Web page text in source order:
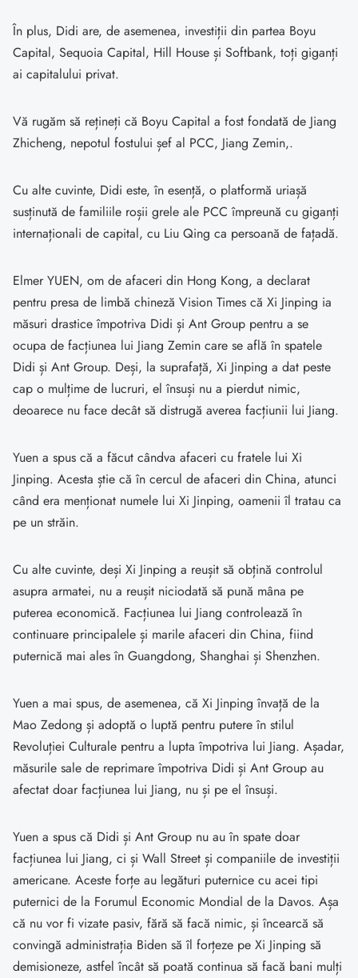
În plus, Didi are, de asemenea, investiții din partea Boyu
Capital, Sequoia Capital, Hill House și Softbank, toți giganți
ai capitalului privat.
Vă rugăm să rețineți că Boyu Capital a fost fondată de Jiang
Zhicheng, nepotul fostului șef al PCC, Jiang Zemin,.
Cu alte cuvinte, Didi este, în esență, o platformă uriașă
susținută de familiile roșii grele ale PCC împreună cu giganți
internaționali de capital, cu Liu Qing ca persoană de fațadă.
Elmer YUEN, om de afaceri din Hong Kong, a declarat
pentru presa de limbă chineză Vision Times că Xi Jinping ia
măsuri drastice împotriva Didi și Ant Group pentru a se
ocupa de facțiunea lui Jiang Zemin care se află în spatele
Didi și Ant Group. Deși, la suprafață, Xi Jinping a dat peste
cap o mulțime de lucruri, el însuși nu a pierdut nimic,
deoarece nu face decât să distrugă averea facțiunii lui Jiang.
Yuen a spus că a făcut cândva afaceri cu fratele lui Xi
Jinping. Acesta știe că în cercul de afaceri din China, atunci
când era menționat numele lui Xi Jinping, oamenii îl tratau ca
pe un străin.
Cu alte cuvinte, deși Xi Jinping a reușit să obțină controlul
asupra armatei, nu a reușit niciodată să pună mâna pe
puterea economică. Facțiunea lui Jiang controlează în
continuare principalele și marile afaceri din China, fiind
puternică mai ales în Guangdong, Shanghai și Shenzhen.
Yuen a mai spus, de asemenea, că Xi Jinping învață de la
Mao Zedong și adoptă o luptă pentru putere în stilul
Revoluției Culturale pentru a lupta împotriva lui Jiang. Așadar,
măsurile sale de reprimare împotriva Didi și Ant Group au
afectat doar facțiunea lui Jiang, nu și pe el însuși.
Yuen a spus că Didi și Ant Group nu au în spate doar
facțiunea lui Jiang, ci și Wall Street și companiile de investiții
americane. Aceste forțe au legături puternice cu acei tipi
puternici de la Forumul Economic Mondial de la Davos. Așa
că nu vor fi vizate pasiv, fără să facă nimic, și încearcă să
convingă administrația Biden să îl forțeze pe Xi Jinping să
demisioneze, astfel încât să poată continua să facă bani mulți